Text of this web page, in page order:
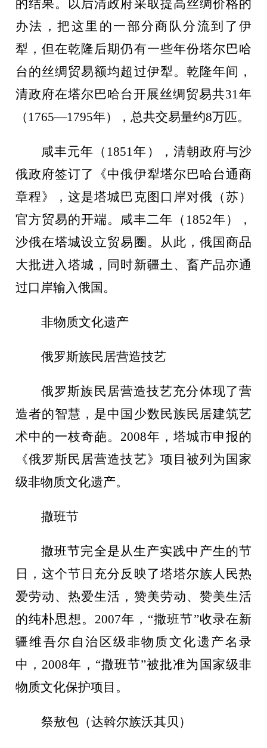
的结果。以后清政府采取提高丝绸价格的
办法，把这里的一部分商队分流到了伊
犁，但在乾隆后期仍有一些年份塔尔巴哈
台的丝绸贸易额均超过伊犁。乾隆年间，
清政府在塔尔巴哈台开展丝绸贸易共31年
（1765—1795年），总共交易量约8万匹。
咸丰元年（ 1851年），清朝政府与沙
俄政府签订了《中俄伊犁塔尔巴哈台通商
章程》，这是塔城巴克图口岸对俄（苏）
官方贸易的开端。咸丰二年（1852年），
沙俄在塔城设立贸易圈。从此，俄国商品
大批进入塔城，同时新疆土、畜产品亦通
过口岸输入俄国。
非物质文化遗产
俄罗斯族民居营造技艺
俄罗斯族民居营造技艺充分体现了营
造者的智慧，是中国少数民族民居建筑艺
术中的一枝奇葩。 2008年，塔城市申报的
《俄罗斯民居营造技艺》项目被列为国家
级非物质文化遗产。
撒班节
撒班节完全是从生产实践中产生的节
日，这个节日充分反映了塔塔尔族人民热
爱劳动、热爱生活，赞美劳动、赞美生活
的纯朴思想。 2007年，“撒班节”收录在新
疆维吾尔自治区级非物质文化遗产名录
中，2008年，“撒班节”被批准为国家级非
物质文化保护项目。
祭敖包（达斡尔族沃其贝）